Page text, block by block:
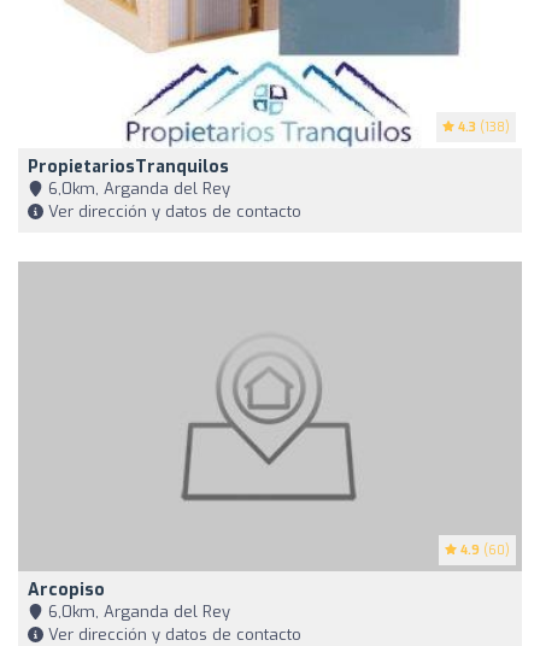
4.3 (138)
PropietariosTranquilos
6,0km, Arganda del Rey
Ver dirección y datos de contacto
4.9 (60)
Arcopiso
6,0km, Arganda del Rey
Ver dirección y datos de contacto